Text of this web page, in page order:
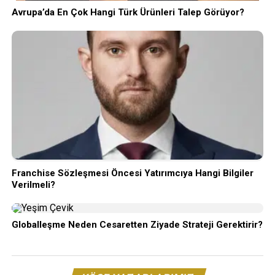
Avrupa’da En Çok Hangi Türk Ürünleri Talep Görüyor?
Franchise Sözleşmesi Öncesi Yatırımcıya Hangi Bilgiler
Verilmeli?
Globalleşme Neden Cesaretten Ziyade Strateji Gerektirir?